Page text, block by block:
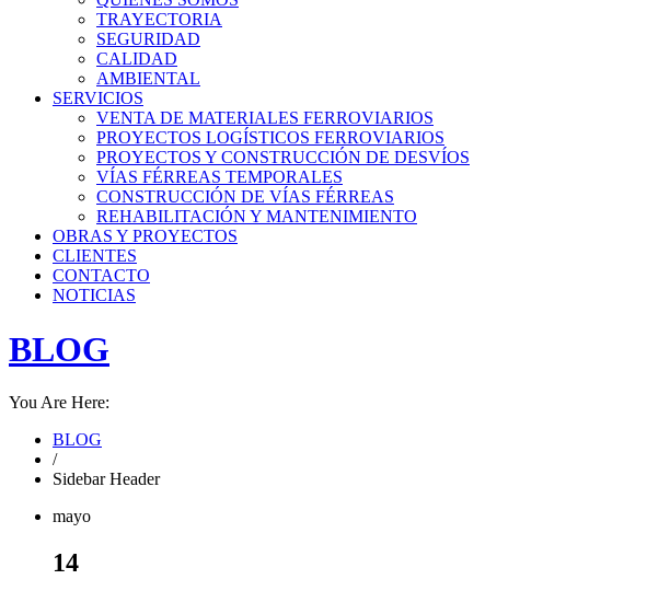
TRAYECTORIA
SEGURIDAD
CALIDAD
AMBIENTAL
SERVICIOS
VENTA DE MATERIALES FERROVIARIOS
PROYECTOS LOGÍSTICOS FERROVIARIOS
PROYECTOS Y CONSTRUCCIÓN DE DESVÍOS
VÍAS FÉRREAS TEMPORALES
CONSTRUCCIÓN DE VÍAS FÉRREAS
REHABILITACIÓN Y MANTENIMIENTO
OBRAS Y PROYECTOS
CLIENTES
CONTACTO
NOTICIAS
BLOG
You Are Here:
BLOG
/
Sidebar Header
mayo
14